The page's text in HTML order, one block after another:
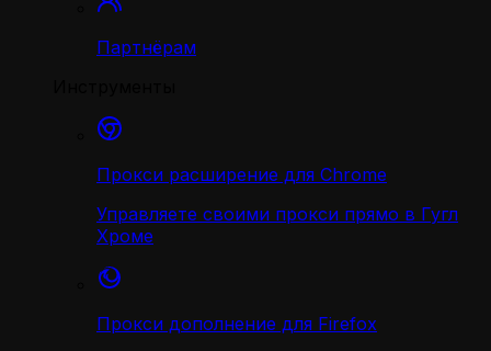
Партнёрам
Прокси расширение для Chrome
Управляете своими прокси прямо в Гугл
Хроме
Прокси дополнение для Firefox